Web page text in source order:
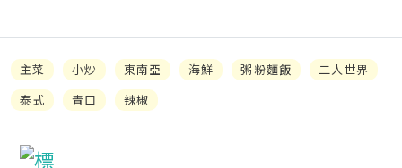
主菜 小炒 東南亞 海鮮 粥粉麵飯
二人世界
泰式
青口 辣椒